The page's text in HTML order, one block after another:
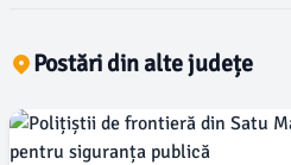
Postări din alte județe